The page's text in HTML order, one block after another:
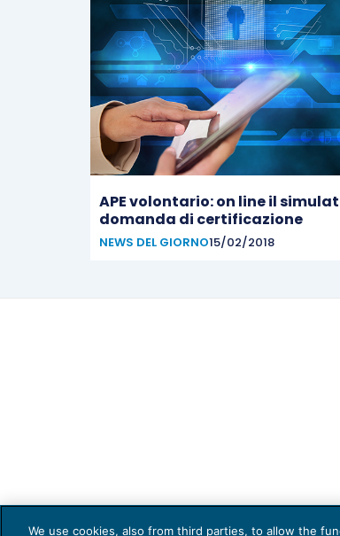
APE volontario: on line il
domanda di certificazione
NEWS DEL GIORNO15/02/2018
We use cookies, also from third parties, to allow the